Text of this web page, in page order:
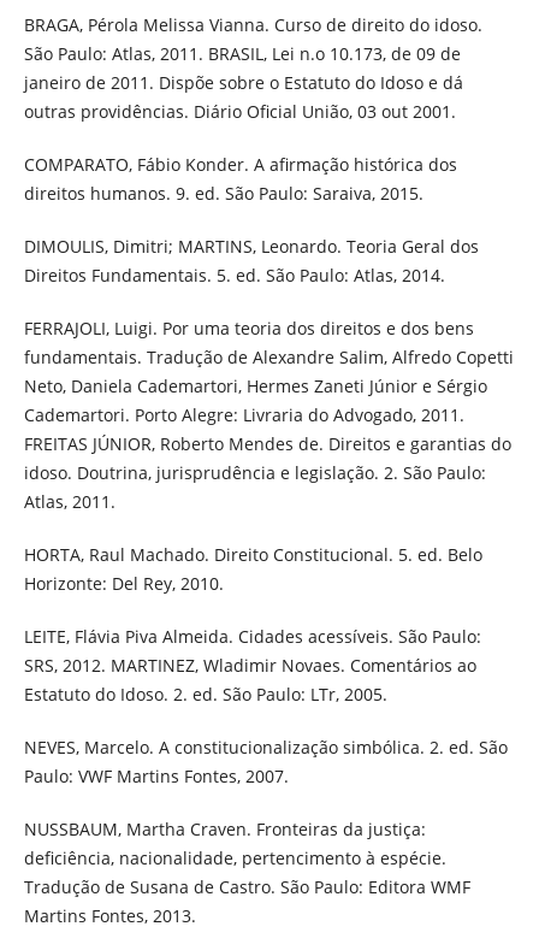
BRAGA, Pérola Melissa Vianna. Curso de direito do idoso.
São Paulo: Atlas, 2011. BRASIL, Lei n.o 10.173, de 09 de
janeiro de 2011. Dispõe sobre o Estatuto do Idoso e dá
outras providências. Diário Oficial União, 03 out 2001.
COMPARATO, Fábio Konder. A afirmação histórica dos
direitos humanos. 9. ed. São Paulo: Saraiva, 2015.
DIMOULIS, Dimitri; MARTINS, Leonardo. Teoria Geral dos
Direitos Fundamentais. 5. ed. São Paulo: Atlas, 2014.
FERRAJOLI, Luigi. Por uma teoria dos direitos e dos bens
fundamentais. Tradução de Alexandre Salim, Alfredo Copetti
Neto, Daniela Cademartori, Hermes Zaneti Júnior e Sérgio
Cademartori. Porto Alegre: Livraria do Advogado, 2011.
FREITAS JÚNIOR, Roberto Mendes de. Direitos e garantias do
idoso. Doutrina, jurisprudência e legislação. 2. São Paulo:
Atlas, 2011.
HORTA, Raul Machado. Direito Constitucional. 5. ed. Belo
Horizonte: Del Rey, 2010.
LEITE, Flávia Piva Almeida. Cidades acessíveis. São Paulo:
SRS, 2012. MARTINEZ, Wladimir Novaes. Comentários ao
Estatuto do Idoso. 2. ed. São Paulo: LTr, 2005.
NEVES, Marcelo. A constitucionalização simbólica. 2. ed. São
Paulo: VWF Martins Fontes, 2007.
NUSSBAUM, Martha Craven. Fronteiras da justiça:
deficiência, nacionalidade, pertencimento à espécie.
Tradução de Susana de Castro. São Paulo: Editora WMF
Martins Fontes, 2013.